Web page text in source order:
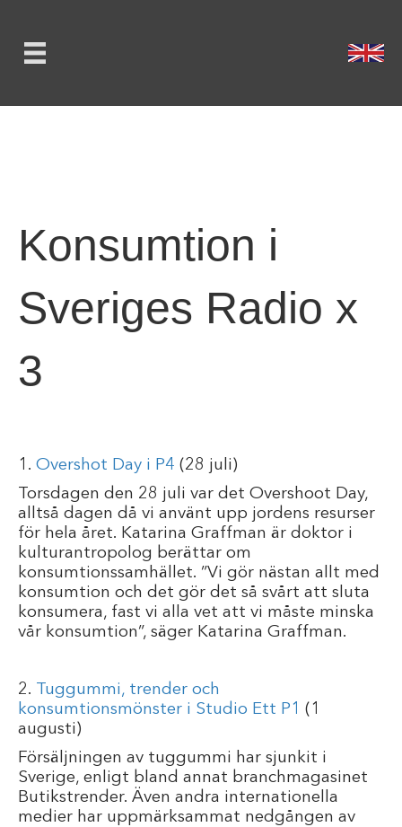
Konsumtion i
Sveriges Radio x
3
1. Overshot Day i P4 (28 juli)
Torsdagen den 28 juli var det Overshoot Day,
alltså dagen då vi använt upp jordens resurser
för hela året. Katarina Graffman är doktor i
kulturantropolog berättar om
konsumtionssamhället. ”Vi gör nästan allt med
konsumtion och det gör det så svårt att sluta
konsumera, fast vi alla vet att vi måste minska
vår konsumtion”, säger Katarina Graffman.
2.
Tuggummi, trender och
konsumtionsmönster i Studio Ett P1 (1
augusti)
Försäljningen av tuggummi har sjunkit i
Sverige, enligt bland annat branchmagasinet
Butikstrender. Även andra internationella
medier har uppmärksammat nedgången av